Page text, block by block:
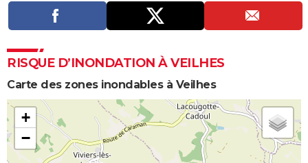
RISQUE D’INONDATION À VEILHES
Carte des zones inondables à Veilhes
+
−